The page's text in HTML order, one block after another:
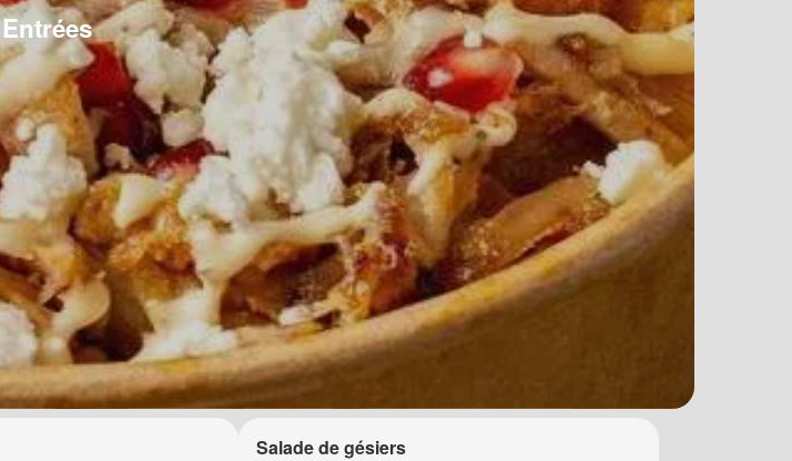
Entrées
Salade de gésiers